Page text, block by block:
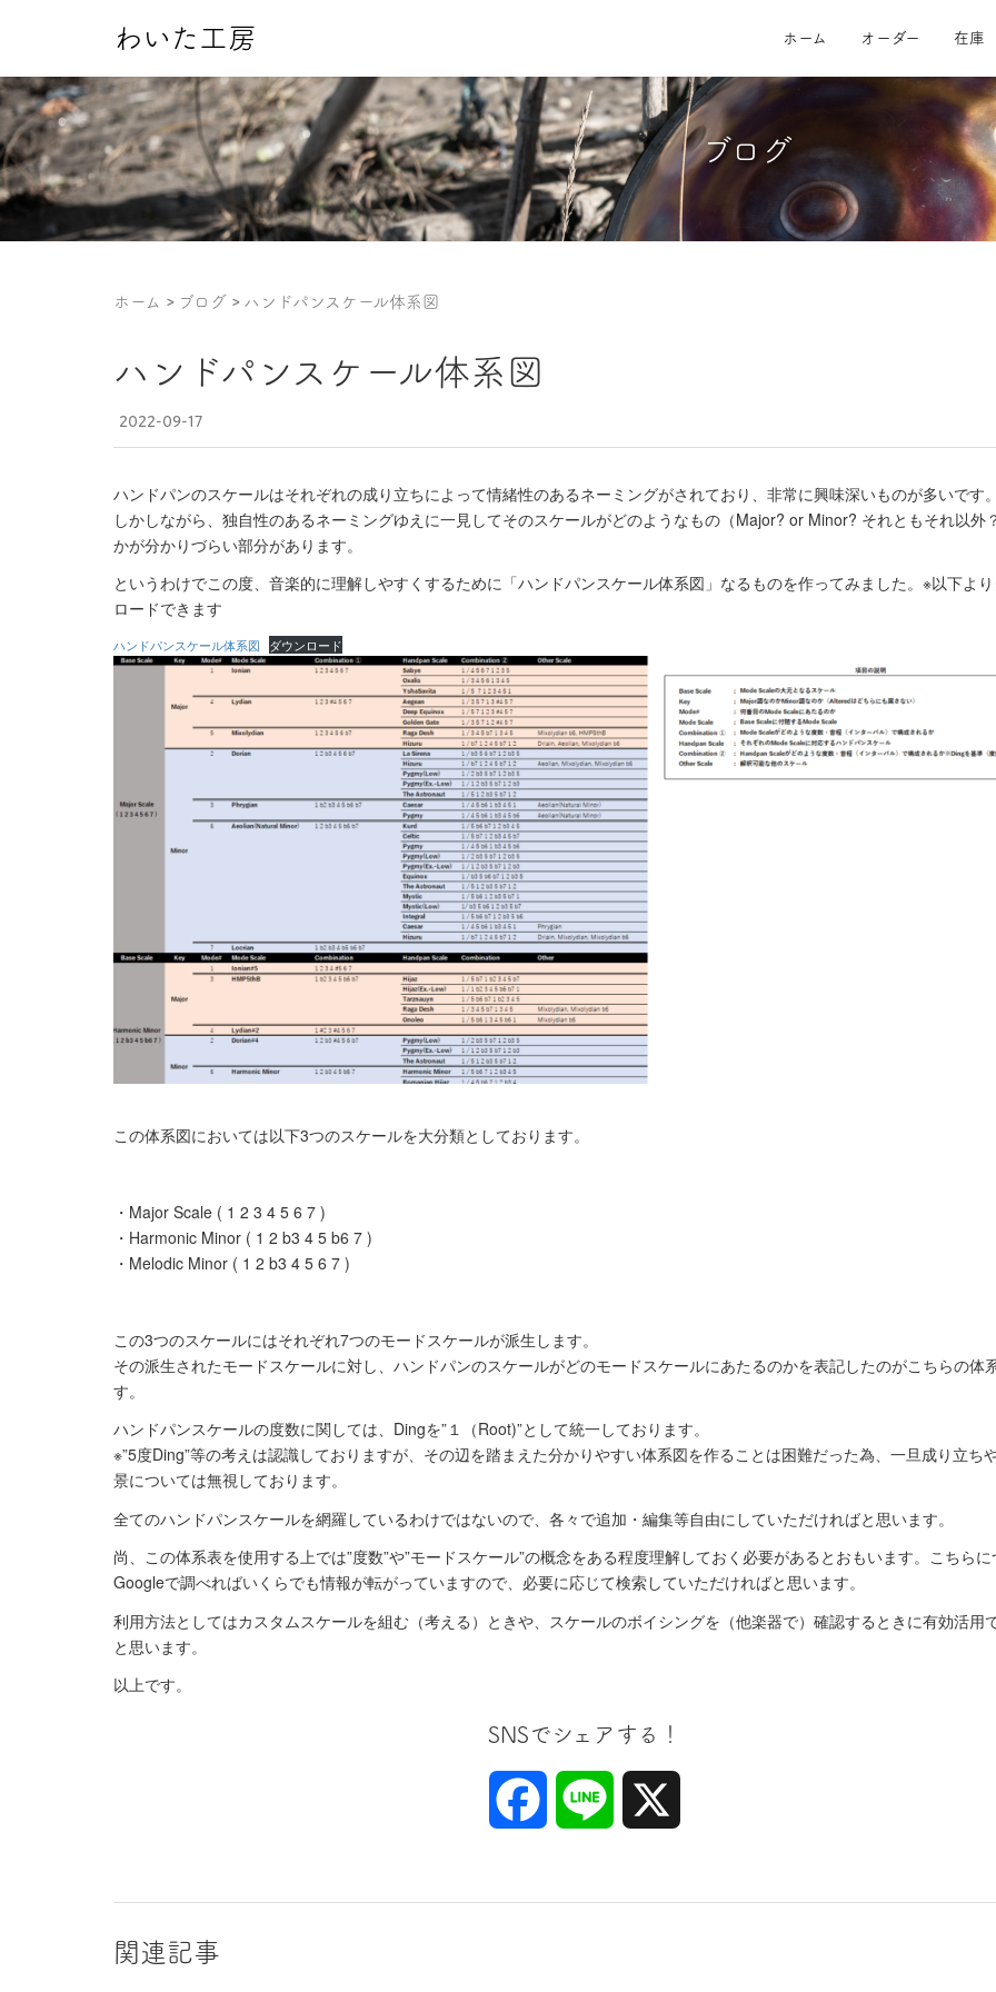
わいた工房 ホーム オーダー 在庫
ブログ
ホーム ブログ ハンドパンスケール体系図
ハンドパンスケール体系図
2022-09-17
ハンドパンのスケールはそれぞれの成り立ちによって情緒性のあるネーミングがされており、非常に興味深いものが多いです。
しかしながら、独自性のあるネーミングゆえに一見してそのスケールがどのようなもの（Major? or Minor? それともそれ以外
かが分かりづらい部分があります。
というわけでこの度、音楽的に理解しやすくするために「ハンドパンスケール体系図」なるものを作ってみました。※以下よ
ロードできます
ハンドパンスケール体系図 ダウンロード
この体系図においては以下3つのスケールを大分類としております。
・Major Scale ( 1 2 3 4 5 6 7 )
・Harmonic Minor ( 1 2 b3 4 5 b6 7 )
・Melodic Minor ( 1 2 b3 4 5 6 7 )
この3つのスケールにはそれぞれ7つのモードスケールが派生します。
その派生されたモードスケールに対し、ハンドパンのスケールがどのモードスケールにあたるのかを表記したのがこちらの体
す。
ハンドパンスケールの度数に関しては、Dingを”１（Root)”として統一しております。
※”5度Ding”等の考えは認識しておりますが、その辺を踏まえた分かりやすい体系図を作ることは困難だった為、一旦成り立ち
景については無視しております。
全てのハンドパンスケールを網羅しているわけではないので、各々で追加・編集等自由にしていただければと思います。
尚、この体系表を使用する上では”度数”や”モードスケール”の概念をある程度理解しておく必要があるとおもいます。こちら
Googleで調べればいくらでも情報が転がっていますので、必要に応じて検索していただければと思います。
利用方法としてはカスタムスケールを組む（考える）ときや、スケールのボイシングを（他楽器で）確認するときに有効活用
と思います。
以上です。
SNSでシェアする！
Facebook Line
関連記事